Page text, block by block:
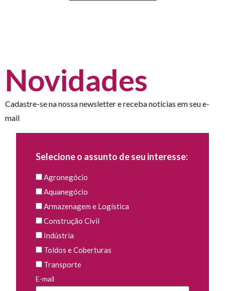
Novidades
Cadastre-se na nossa newsletter e receba notícias em seu e-
mail
Selecione o assunto de seu interesse:
Agronegócio
Aquanegócio
Armazenagem e Logística
Construção Civil
Indústria
Toldos e Coberturas
Transporte
E-mail